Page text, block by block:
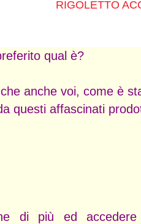
RIGOLETTO
qual è?
anche voi, come è
questi affascinati
di più ed